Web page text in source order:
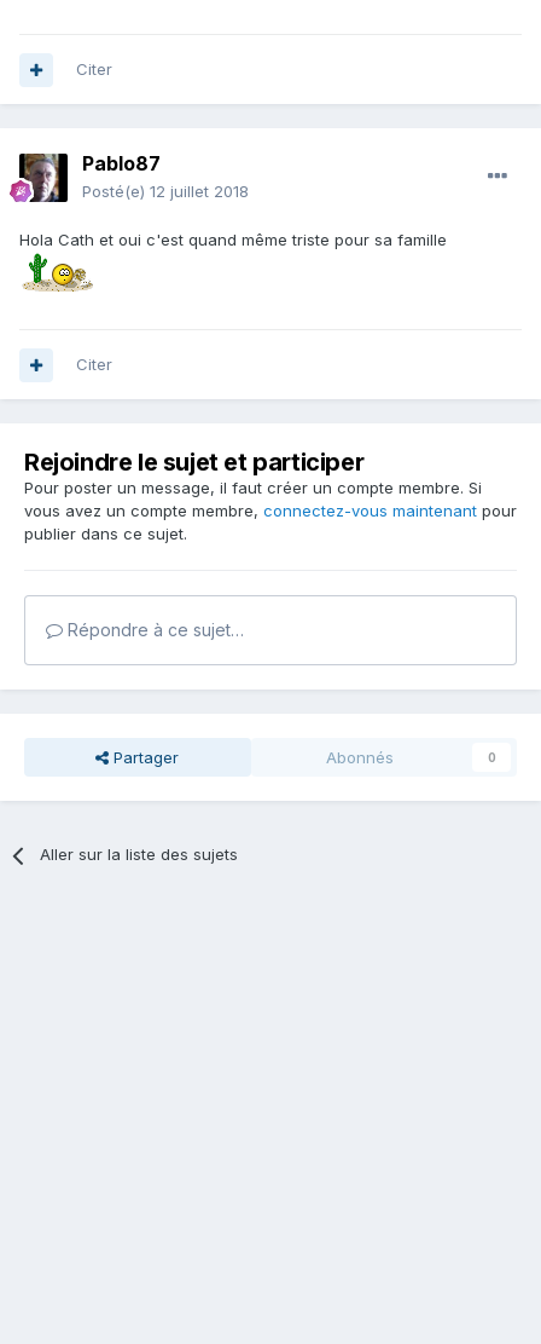
Citer
Pablo87
Posté(e) 12 juillet 2018
Hola Cath et oui c'est quand même triste pour sa famille
Citer
Rejoindre le sujet et participer
Pour poster un message, il faut créer un compte membre. Si
vous avez un compte membre, connectez-vous maintenant pour
publier dans ce sujet.
Répondre à ce sujet…
Partager Abonnés 0
Aller sur la liste des sujets